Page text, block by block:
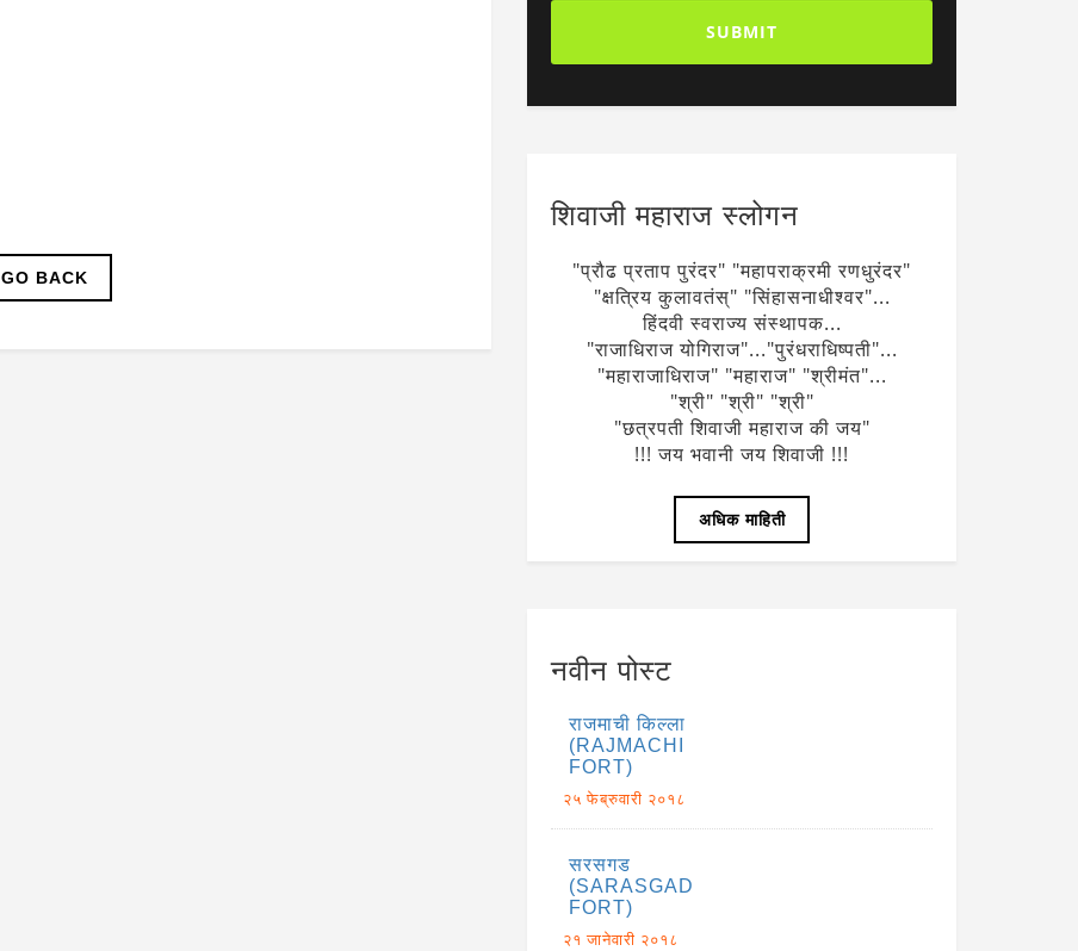
GO BACK
शिवाजी महाराज स्लोगन
"प्रौढ प्रताप पुरंदर" "महापराक्रमी रणधुरंदर"
"क्षत्रिय कुलावतंस्" "सिंहासनाधीश्वर"...
हिंदवी स्वराज्य संस्थापक...
"राजाधिराज योगिराज"..."पुरंधराधिष्पती"...
"महाराजाधिराज" "महाराज" "श्रीमंत"...
"श्री" "श्री" "श्री"
"छत्रपती शिवाजी महाराज की जय"
!!! जय भवानी जय शिवाजी !!!
अधिक माहिती
नवीन पोस्ट
राजमाची किल्ला
(RAJMACHI
FORT)
२५ फेब्रुवारी २०१८
सरसगड
(SARASGAD
FORT)
२१ जानेवारी २०१८